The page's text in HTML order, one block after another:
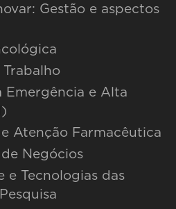
Gestão e aspectos
Emergência e Alta
Atenção Farmacêutica
Negócios
e Tecnologias das